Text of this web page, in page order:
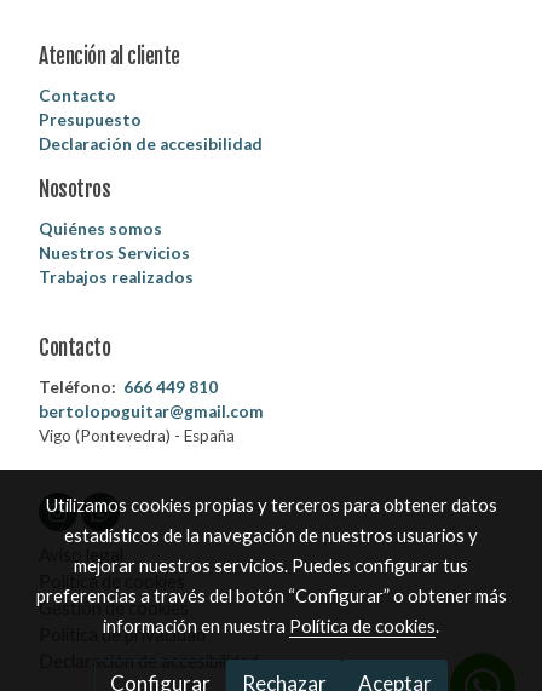
Atención al cliente
Contacto
Presupuesto
Declaración de accesibilidad
Nosotros
Quiénes somos
Nuestros Servicios
Trabajos realizados
Contacto
Teléfono: 666 449 810
bertolopoguitar@gmail.com
Vigo (Pontevedra) - España
Aviso legal
Política de cookies
Gestión de cookies
Política de privacidad
Declaración de accesibilidad
Utilizamos cookies propias y terceros para obtener datos
estadísticos de la navegación de nuestros usuarios y
mejorar nuestros servicios. Puedes configurar tus
preferencias a través del botón “Configurar” o obtener más
información en nuestra Política de cookies.
Configurar Rechazar Aceptar